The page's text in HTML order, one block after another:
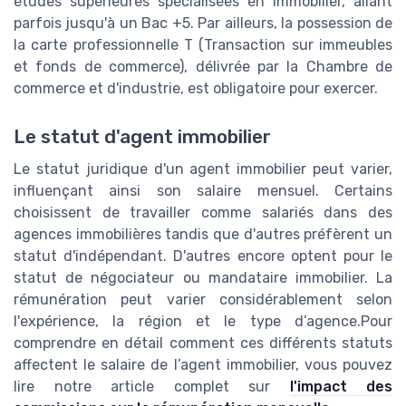
parfois jusqu'à un Bac +5. Par ailleurs, la possession de
la carte professionnelle T (Transaction sur immeubles
et fonds de commerce), délivrée par la Chambre de
commerce et d'industrie, est obligatoire pour exercer.
Le statut d'agent immobilier
Le statut juridique d'un agent immobilier peut varier,
influençant ainsi son salaire mensuel. Certains
choisissent de travailler comme salariés dans des
agences immobilières tandis que d'autres préfèrent un
statut d'indépendant. D'autres encore optent pour le
statut de négociateur ou mandataire immobilier. La
rémunération peut varier considérablement selon
l'expérience, la région et le type d’agence.Pour
comprendre en détail comment ces différents statuts
affectent le salaire de l’agent immobilier, vous pouvez
lire notre article complet sur
l'impact des